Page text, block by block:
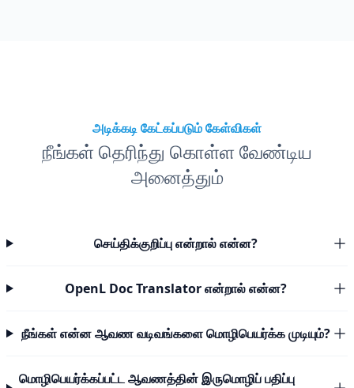
அடிக்கடி கேட்கப்படும் கேள்விகள்
நீங்கள் தெரிந்து கொள்ள வேண்டிய
அனைத்தும்
செய்திக்குறிப்பு என்றால் என்ன?
OpenL Doc Translator என்றால் என்ன?
நீங்கள் என்ன ஆவண வடிவங்களை மொழிபெயர்க்க முடியும்?
மொழிபெயர்க்கப்பட்ட ஆவணத்தின் இருமொழிப் பதிப்பு